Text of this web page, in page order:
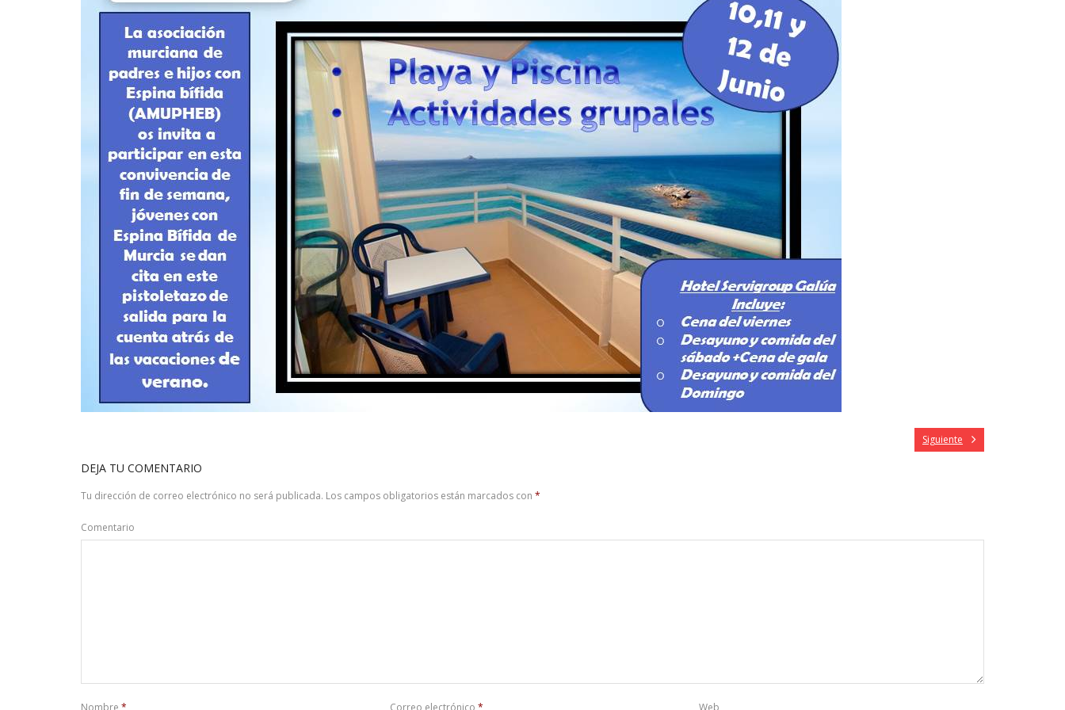
Siguiente
DEJA TU COMENTARIO
Tu dirección de correo electrónico no será publicada. Los campos obligatorios están marcados con *
Comentario
Nombre * Correo electrónico * Web